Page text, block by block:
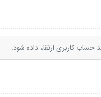
کاربری ارتقاء داده شود.